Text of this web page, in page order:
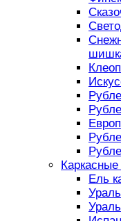
Ель